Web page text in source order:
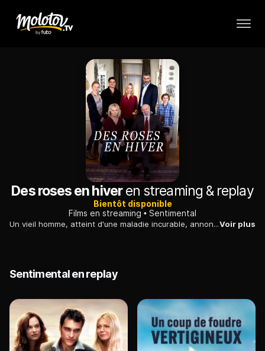
Des roses en hiveren streaming & replay
Bientôt disponible
Films en streaming
Sentimental
Un vieil homme, atteint d'une maladie incurable, annonce à ses proches qu'il a décidé d'en finir avec la vie : chacun réagit différemment face à l'inéluctable.Voir plus
Sentimental en replay